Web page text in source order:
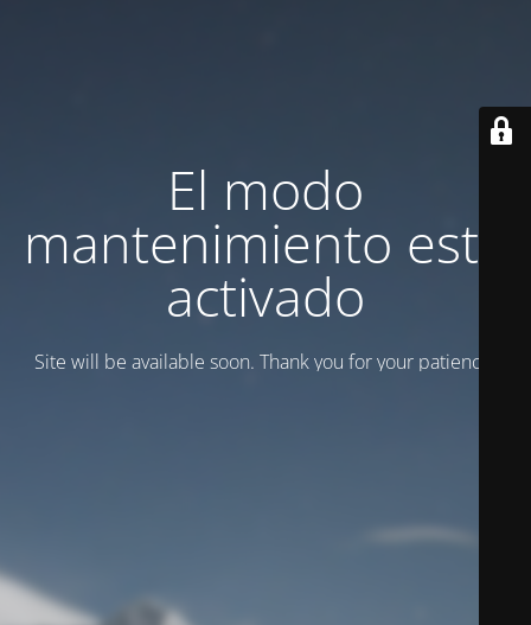
El modo
mantenimiento está
activado
Site will be available soon. Thank you for your patience!